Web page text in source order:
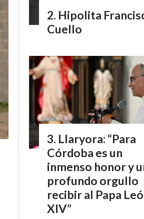
Hipolita
Cuello
Llaryora: “Para
Córdoba es un
inmenso honor y
profundo orgullo
recibir al Papa
XIV”